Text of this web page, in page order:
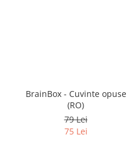
BrainBox - Cuvinte opuse
(RO)
79 Lei
75 Lei